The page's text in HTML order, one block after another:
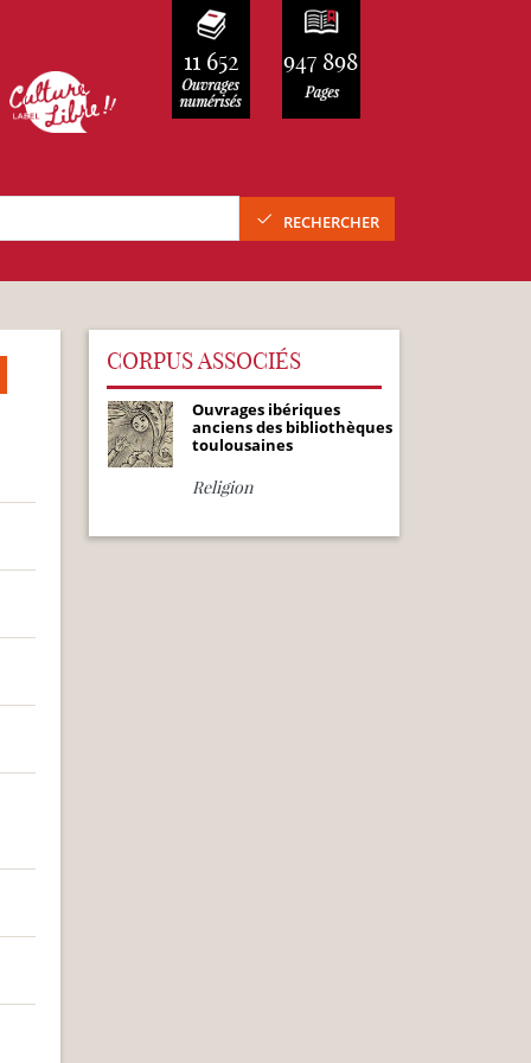
11 652 947 898
RECHERCHER
CORPUS ASSOCIÉS
Ouvrages ibériques
anciens des bibliothèques
toulousaines
Religion